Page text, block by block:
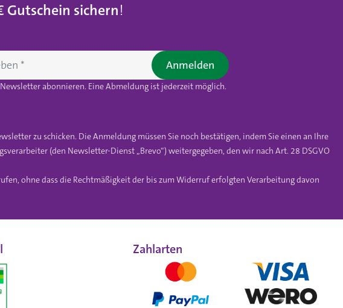
Gutschein sichern!
abonnieren. Eine Abmeldung ist jederzeit möglich.
Anmelden
zu schicken. Die Anmeldung müssen Sie noch bestätigen, indem Sie einen an Ihre
(den Newsletter-Dienst „Brevo“) weitergegeben, den wir nach Art. 28 DSGVO
ohne dass die Rechtmäßigkeit der bis zum Widerruf erfolgten Verarbeitung davon
Zahlarten